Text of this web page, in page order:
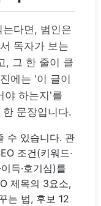
다면, 범인은
독자가 보는
, 그 한 줄이 클
에는 '이 글이
야 하는지'를
문장입니다.
수 있습니다. 관
조건(키워드·
득·호기심)를
제목의 3요소,
는 법, 후보 12